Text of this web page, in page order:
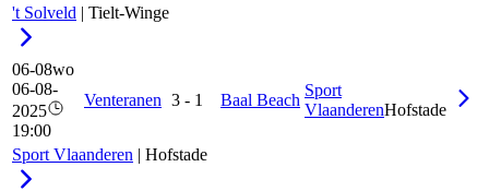
't Solveld Tielt-Winge
06-08wo
06-08-
2025
19:00
Venteranen 3 - 1 Baal Beach
Sport
VlaanderenHofstade
Sport Vlaanderen Hofstade